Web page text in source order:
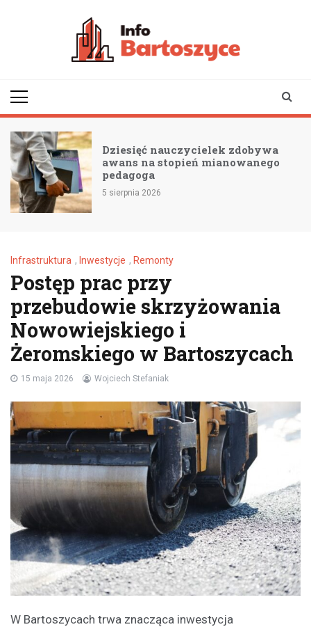
Dziesięć nauczycielek zdobywa
awans na stopień mianowanego
pedagoga
5 sierpnia 2026
Infrastruktura , Inwestycje , Remonty
Postęp prac przy
przebudowie skrzyżowania
Nowowiejskiego i
Żeromskiego w Bartoszycach
15 maja 2026 Wojciech Stefaniak
W Bartoszycach trwa znacząca inwestycja